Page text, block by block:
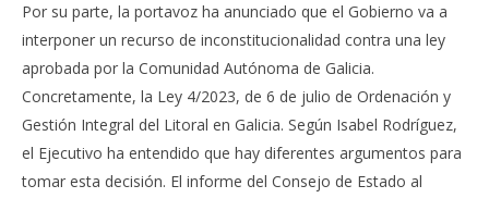
Por su parte, la portavoz ha anunciado que el Gobierno va a
interponer un recurso de inconstitucionalidad contra una ley
aprobada por la Comunidad Autónoma de Galicia.
Concretamente, la Ley 4/2023, de 6 de julio de Ordenación y
Gestión Integral del Litoral en Galicia. Según Isabel Rodríguez,
el Ejecutivo ha entendido que hay diferentes argumentos para
tomar esta decisión. El informe del Consejo de Estado al